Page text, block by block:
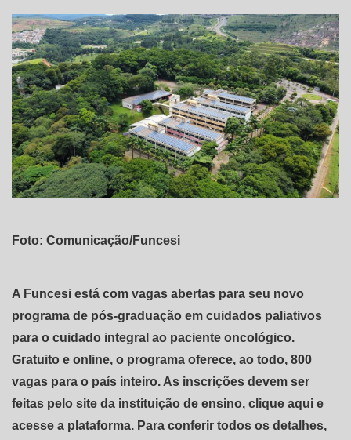
Foto: Comunicação/Funcesi
A Funcesi está com vagas abertas para seu novo
programa de pós-graduação em cuidados paliativos
para o cuidado integral ao paciente oncológico.
Gratuito e online, o programa oferece, ao todo, 800
vagas para o país inteiro. As inscrições devem ser
feitas pelo site da instituição de ensino, clique aqui e
acesse a plataforma. Para conferir todos os detalhes,